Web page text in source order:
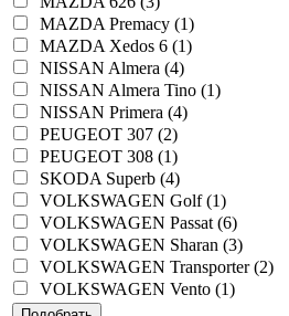
MAZDA Premacy (1)
MAZDA Xedos 6 (1)
NISSAN Almera (4)
NISSAN Almera Tino (1)
NISSAN Primera (4)
PEUGEOT 307 (2)
PEUGEOT 308 (1)
SKODA Superb (4)
VOLKSWAGEN Golf (1)
VOLKSWAGEN Passat (6)
VOLKSWAGEN Sharan (3)
VOLKSWAGEN Transporter (2)
VOLKSWAGEN Vento (1)